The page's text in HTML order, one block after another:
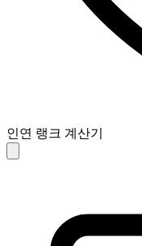
인연 랭크 계산기